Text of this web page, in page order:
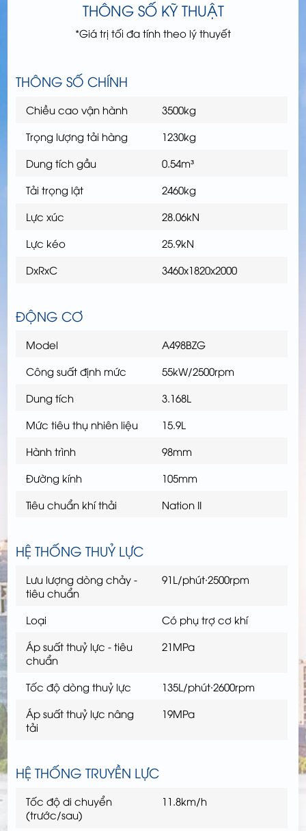
THÔNG SỐ KỸ THUẬT
*Giá trị tối đa tính theo lý thuyết
THÔNG SỐ CHÍNH
Chiều cao vận hành
3500kg
Trọng lượng tải hàng
1230kg
Dung tích gầu
0.54m³
Tải trọng lật
2460kg
Lực xúc
28.06kN
Lực kéo
25.9kN
DxRxC
3460x1820x2000
ĐỘNG CƠ
Model
A498BZG
Công suất định mức
55kW/2500rpm
Dung tích
3.168L
Mức tiêu thụ nhiên liệu
15.9L
Hành trình
98mm
Đường kính
105mm
Tiêu chuẩn khí thải
Nation II
HỆ THỐNG THUỶ LỰC
Lưu lượng dòng chảy -
tiêu chuẩn
91L/phút∙2500rpm
Loại
Có phụ trợ cơ khí
Áp suất thuỷ lực - tiêu
chuẩn
21MPa
Tốc độ dòng thuỷ lực
135L/phút∙2600rpm
Áp suất thuỷ lực nâng
tải
19MPa
HỆ THỐNG TRUYỀN LỰC
Tốc độ di chuyển
(trước/sau)
11.8km/h